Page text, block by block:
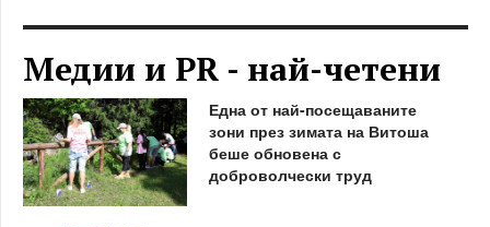
Медии и PR - най-четени
Една от най-посещаваните
зони през зимата на Витоша
беше обновена с
доброволчески труд